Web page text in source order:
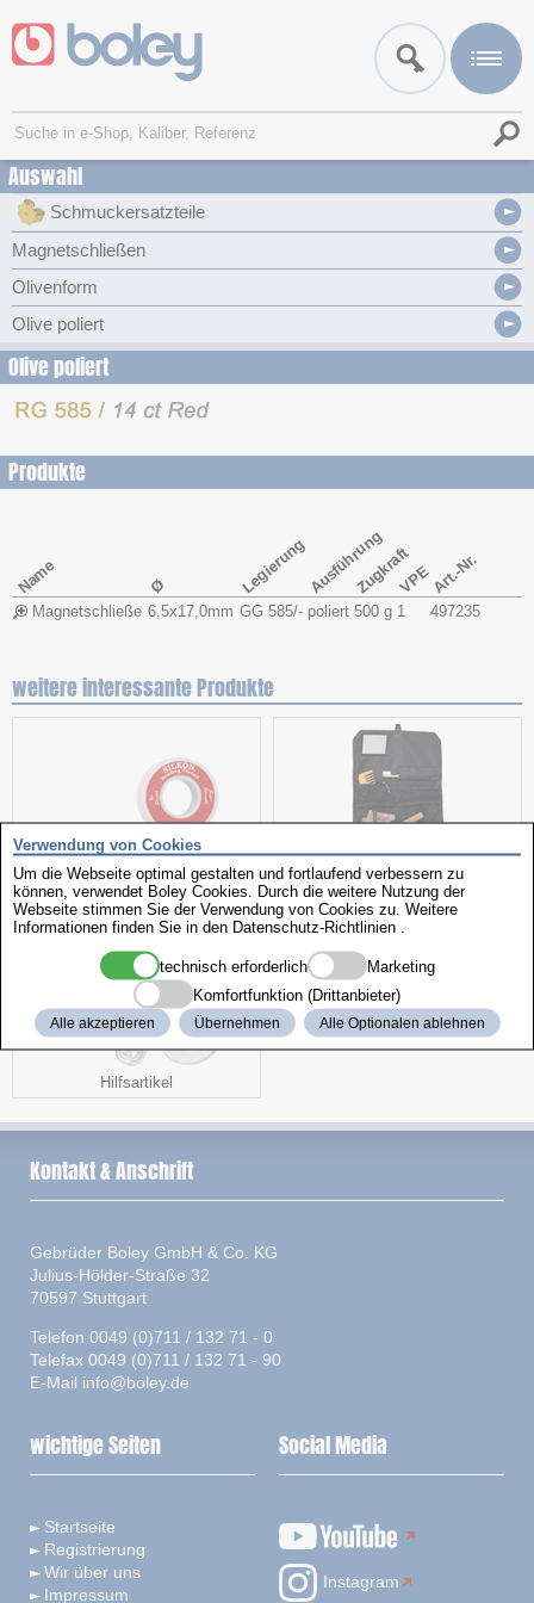
Auswahl
Schmuckersatzteile
Magnetschließen
Olivenform
Olive poliert
Olive poliert
Produkte
Name Ø LegierungAusführung
ZugkraftVPEArt.-Nr.
Magnetschließe 6,5x​17,0mm GG 585/- poliert 500 g 1 497235
weitere interessante Produkte
Hightech Seide Kulturbeutel
Hilfsartikel
Verwendung von Cookies
Um die Webseite optimal gestalten und fortlaufend verbessern zu
können, verwendet Boley Cookies. Durch die weitere Nutzung der
Webseite stimmen Sie der Verwendung von Cookies zu. Weitere
Informationen finden Sie in den Datenschutz-Richtlinien
technisch erforderlich
Marketing
Komfortfunktion (Drittanbieter)
Alle akzeptieren Übernehmen Alle Optionalen ablehnen
Kontakt & Anschrift
Gebrüder Boley GmbH & Co. KG
Julius-Hölder-Straße 32
70597 Stuttgart
Telefon 0049 (0)711 / 132 71 - 0
Telefax 0049 (0)711 / 132 71 - 90
E-Mail info@boley.de
wichtige Seiten
Startseite
Registrierung
Wir über uns
Impressum
Social Media
Instagram